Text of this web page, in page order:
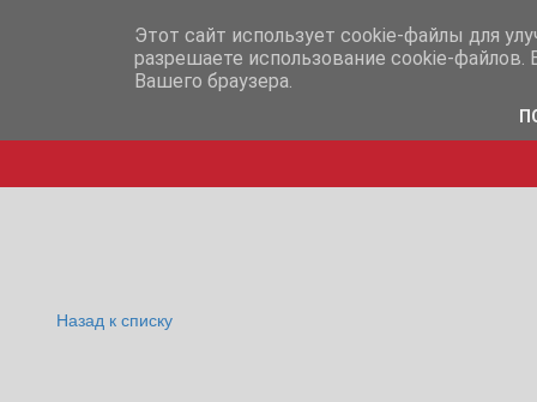
info@iq365.ru +7-
Назад к списку
Этот сайт использует cookie-файлы для
разрешаете использование cookie-
Вашего браузера.